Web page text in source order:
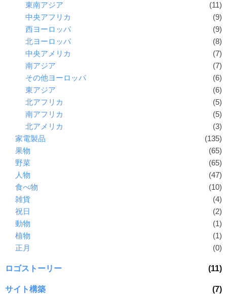
東南アジア
(11)
中央アフリカ
(9)
西ヨーロッパ
(9)
北ヨーロッパ
(8)
中央アメリカ
(7)
南アジア
(7)
その他ヨーロッパ
(6)
東アジア
(6)
北アフリカ
(5)
南アフリカ
(5)
北アメリカ
(3)
家電製品
(135)
果物
(65)
野菜
(65)
人物
(47)
食べ物
(10)
雑貨
(4)
祝日
(2)
動物
(1)
植物
(1)
正月
(0)
ロゴストーリー (11)
サイト構築 (7)